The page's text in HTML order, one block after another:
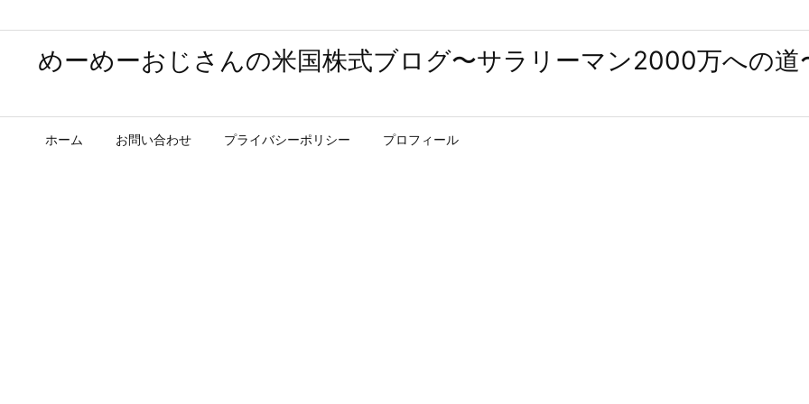
めーめーおじさんの米国株式ブログ〜サラリーマン2000万への道
ホーム お問い合わせ プライバシーポリシー プロフィール